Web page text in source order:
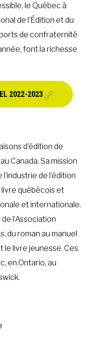
le Québec à
de l’Édition et du
de confraternité
font la richesse
2022-2023
d’édition de
Canada. Sa mission
de l’édition
livre québécois et
et internationale.
l’Association
du roman au manuel
le livre jeunesse. Ces
en Ontario, au